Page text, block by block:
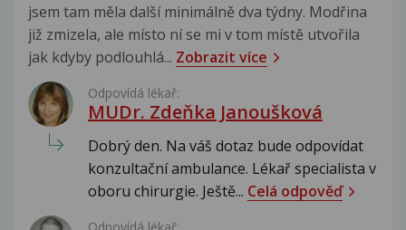
jsem tam měla další minimálně dva týdny. Modřina
již zmizela, ale místo ní se mi v tom místě utvořila
jak kdyby podlouhlá... Zobrazit více
Odpovídá lékař:
MUDr. Zdeňka Janoušková
Dobrý den. Na váš dotaz bude odpovídat
konzultační ambulance. Lékař specialista v
oboru chirurgie. Ještě... Celá odpověď
Odpovídá lékař: